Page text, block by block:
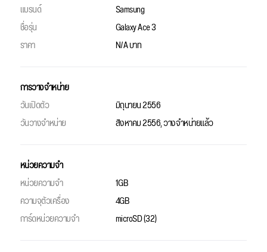
แบรนด์
Samsung
ชื่อรุ่น
Galaxy Ace 3
ราคา
N/A บาท
การวางจำหน่าย
วันเปิดตัว
มิถุนายน 2556
วันวางจำหน่าย
สิงหาคม 2556, วางจำหน่ายแล้ว
หน่วยความจำ
หน่วยความจำ
1GB
ความจุตัวเครื่อง
4GB
การ์ดหน่วยความจำ
microSD (32)